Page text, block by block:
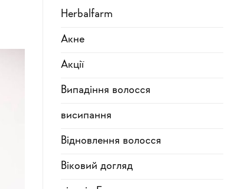
Herbalfarm
Акне
Акції
Випадіння волосся
висипання
Відновлення волосся
Віковий догляд